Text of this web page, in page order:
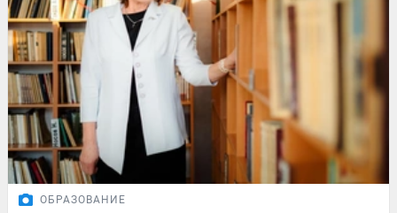
ОБРАЗОВАНИЕ